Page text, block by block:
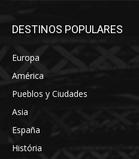
DESTINOS POPULARES
Europa
América
Pueblos y Ciudades
Asia
España
História